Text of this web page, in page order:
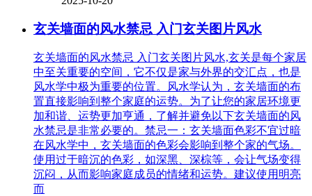
玄关墙面的风水禁忌 入门玄关图片风水
玄关墙面的风水禁忌 入门玄关图片风水,玄关是每个家居
中至关重要的空间，它不仅是家与外界的交汇点，也是
风水学中极为重要的位置。风水学认为，玄关墙面的布
置直接影响到整个家庭的运势。为了让您的家居环境更
加和谐、运势更加亨通，了解并避免以下玄关墙面的风
水禁忌是非常必要的。禁忌一：玄关墙面色彩不宜过暗
在风水学中，玄关墙面的色彩会影响到整个家的气场。
使用过于暗沉的色彩，如深黑、深棕等，会让气场变得
沉闷，从而影响家庭成员的情绪和运势。建议使用明亮
而